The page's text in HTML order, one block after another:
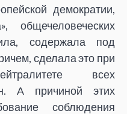
демократии,
общечеловеческих
содержала под
сделала это при
всех
А причиной этих
соблюдения